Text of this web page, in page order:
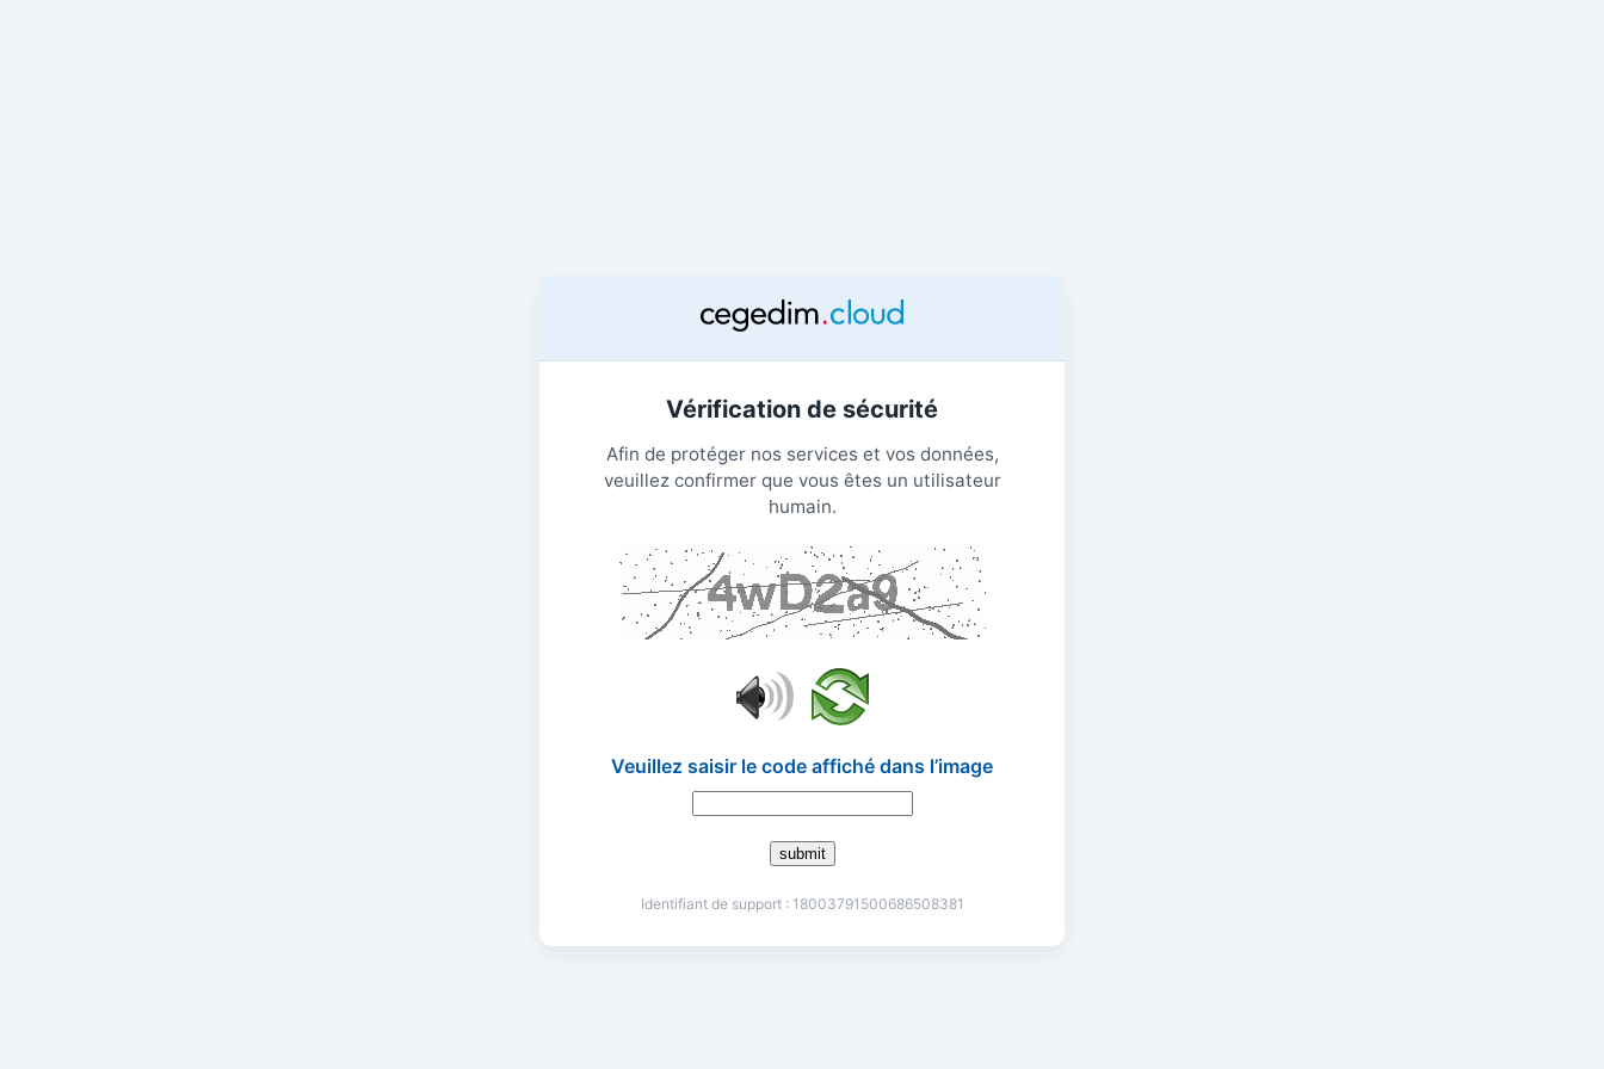
Vérification de sécurité
Afin de protéger nos services et vos données,
veuillez confirmer que vous êtes un utilisateur
humain.
Veuillez saisir le code affiché dans l’image
submit
Identifiant de support : 18003791500686508381